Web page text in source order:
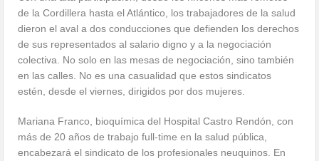
de la Cordillera hasta el Atlántico, los trabajadores de la salud
dieron el aval a dos conducciones que defienden los derechos
de sus representados al salario digno y a la negociación
colectiva. No solo en las mesas de negociación, sino también
en las calles. No es una casualidad que estos sindicatos
estén, desde el viernes, dirigidos por dos mujeres.
Mariana Franco, bioquímica del Hospital Castro Rendón, con
más de 20 años de trabajo full-time en la salud pública,
encabezará el sindicato de los profesionales neuquinos. En